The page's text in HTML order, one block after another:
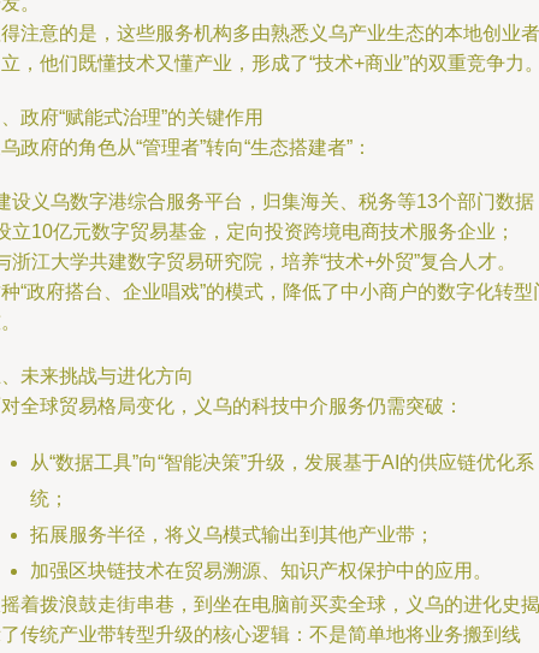
注意的是，这些服务机构多由熟悉义乌产业生态的本地创业者
，他们既懂技术又懂产业，形成了“技术+商业”的双重竞争力
政府“赋能式治理”的关键作用
政府的角色从“管理者”转向“生态搭建者”：
设义乌数字港综合服务平台，归集海关、税务等13个部门数据
立10亿元数字贸易基金，定向投资跨境电商技术服务企业；
浙江大学共建数字贸易研究院，培养“技术+外贸”复合人才。
“政府搭台、企业唱戏”的模式，降低了中小商户的数字化转型
未来挑战与进化方向
全球贸易格局变化，义乌的科技中介服务仍需突破：
从“数据工具”向“智能决策”升级，发展基于AI的供应链优化系
统；
拓展服务半径，将义乌模式输出到其他产业带；
加强区块链技术在贸易溯源、知识产权保护中的应用。
着拨浪鼓走街串巷，到坐在电脑前买卖全球，义乌的进化史揭
传统产业带转型升级的核心逻辑：不是简单地将业务搬到线